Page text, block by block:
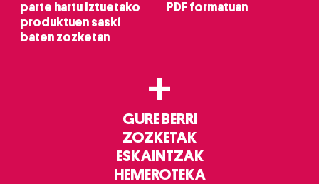
parte hartu Iztuetako
produktuen saski
baten zozketan
PDF formatuan
+
GURE BERRI
ZOZKETAK
ESKAINTZAK
HEMEROTEKA